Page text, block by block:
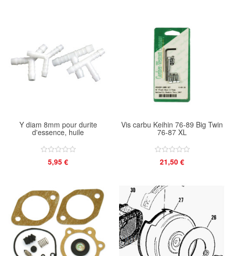
Y diam 8mm pour durite
d'essence, huile
5,95 €
Vis carbu Keihin 76-89 Big Twin
76-87 XL
21,50 €